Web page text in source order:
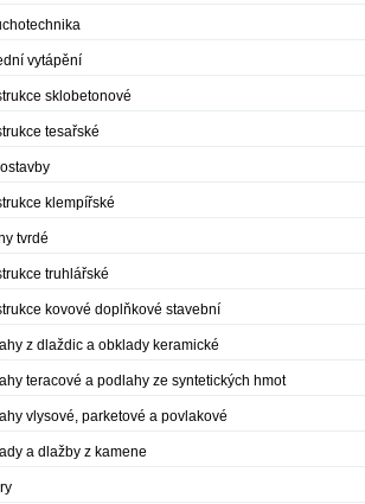
vytápění
sklobetonové
tesařské
klempířské
tvrdé
truhlářské
kovové doplňkové stavební
z dlaždic a obklady keramické
teracové a podlahy ze syntetických hmot
vlysové, parketové a povlakové
a dlažby z kamene